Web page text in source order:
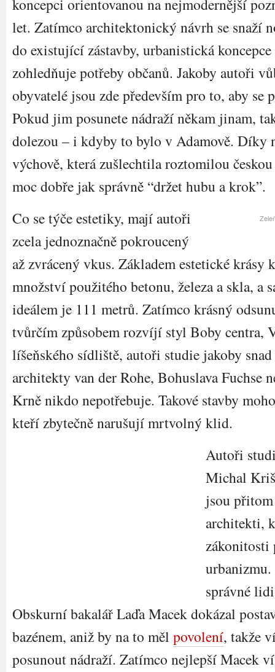
koncepci orientovanou na nejmodernější
let. Zatímco architektonický návrh se snaží
do existující zástavby, urbanistická koncepce
zohledňuje potřeby občanů. Jakoby autoři
obyvatelé jsou zde především pro to, aby se
Pokud jim posunete nádraží někam jinam,
dolezou – i kdyby to bylo v Adamově. Díky
výchově, která zušlechtila roztomilou
moc dobře jak správně “držet hubu a krok”.
Co se týče estetiky, mají autoři
zcela jednoznačně pokroucený
až zvrácený vkus. Základem estetické krásy
množství použitého betonu, železa a skla, a
ideálem je 111 metrů. Zatímco krásný
tvůrčím způsobem rozvíjí styl Boby centra,
líšeňského sídliště, autoři studie jakoby
architekty van der Rohe, Bohuslava Fuchse
Krně nikdo nepotřebuje. Takové stavby
kteří zbytečně narušují mrtvolný klid.
Autoři
Michal
jsou
architekti,
urbanizmu.
správné
Obskurní bakalář Laďa Macek dokázal
bazénem, aniž by na to měl povolení, takže
posunout nádraží. Zatímco nejlepší Macek